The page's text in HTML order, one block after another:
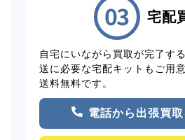
宅配
自宅にいながら買取が完了す
送に必要な宅配キットもご用
送料無料です。
電話から出張買